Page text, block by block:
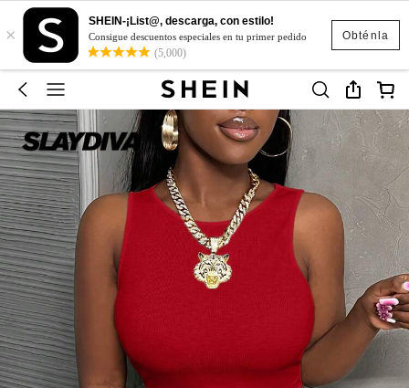
Obténla
×
SHEIN-¡List@, descarga, con estilo!
Consigue descuentos especiales en tu primer pedido
(5,000)